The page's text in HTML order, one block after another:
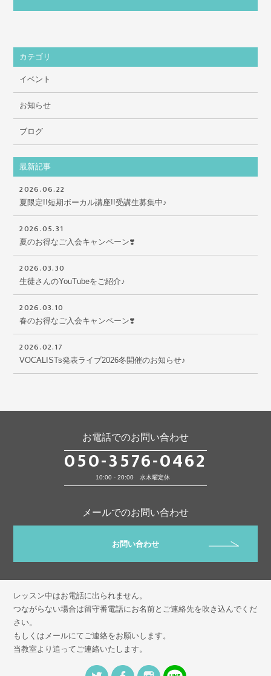
カテゴリ
イベント
お知らせ
ブログ
最新記事
2026.06.22
夏限定!!短期ボーカル講座!!受講生募集中♪
2026.05.31
夏のお得なご入会キャンペーン❣️
2026.03.30
生徒さんのYouTubeをご紹介♪
2026.03.10
春のお得なご入会キャンペーン❣️
2026.02.17
VOCALISTs発表ライブ2026冬開催のお知らせ♪
お電話でのお問い合わせ
050-3576-0462
10:00 - 20:00 水木曜定休
メールでのお問い合わせ
お問い合わせ
レッスン中はお電話に出られません。
つながらない場合は留守番電話にお名前とご連絡先を吹き込んでくだ
さい。
もしくはメールにてご連絡をお願いします。
当教室より追ってご連絡いたします。